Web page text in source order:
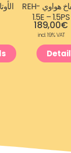
منفاخ هواوي REH-
1.5E – 1.5PS
189,00€
incl. 19% VAT